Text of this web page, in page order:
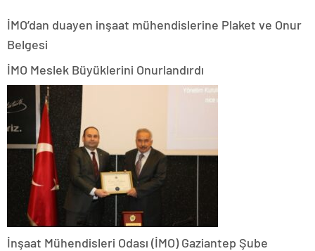
İMO’dan duayen inşaat mühendislerine Plaket ve Onur
Belgesi
İMO Meslek Büyüklerini Onurlandırdı
İnşaat Mühendisleri Odası (İMO) Gaziantep Şube